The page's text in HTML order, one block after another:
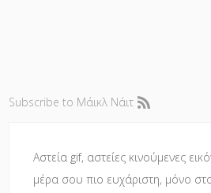
Subscribe to Μάικλ Νάιτ
Αστεία gif, αστείες κινούμενες
μέρα σου πιο ευχάριστη, μόνο